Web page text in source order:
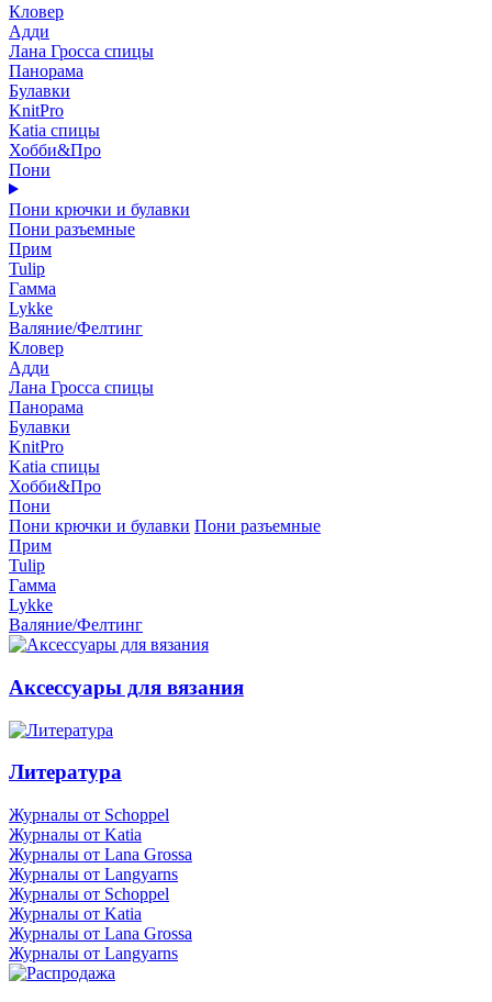
Кловер
Адди
Лана Гросса спицы
Панорама
Булавки
KnitPro
Katia спицы
Хобби&Про
Пони
Пони крючки и булавки
Пони разъемные
Прим
Tulip
Гамма
Lykke
Валяние/Фелтинг
Кловер
Адди
Лана Гросса спицы
Панорама
Булавки
KnitPro
Katia спицы
Хобби&Про
Пони
Пони крючки и булавки Пони разъемные
Прим
Tulip
Гамма
Lykke
Валяние/Фелтинг
Аксессуары для вязания
Литература
Журналы от Schoppel
Журналы от Katia
Журналы от Lana Grossa
Журналы от Langyarns
Журналы от Schoppel
Журналы от Katia
Журналы от Lana Grossa
Журналы от Langyarns